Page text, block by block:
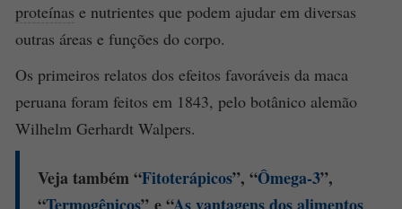
proteínas e nutrientes que podem ajudar em diversas
outras áreas e funções do corpo.
Os primeiros relatos dos efeitos favoráveis da maca
peruana foram feitos em 1843, pelo botânico alemão
Wilhelm Gerhardt Walpers.
Veja também “Fitoterápicos”, “Ômega-3”,